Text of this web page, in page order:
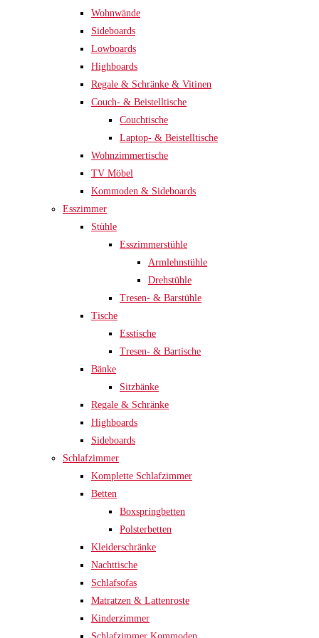
Wohnwände
Sideboards
Lowboards
Highboards
Regale & Schränke & Vitinen
Couch- & Beistelltische
Couchtische
Laptop- & Beistelltische
Wohnzimmertische
TV Möbel
Kommoden & Sideboards
Esszimmer
Stühle
Esszimmerstühle
Armlehnstühle
Drehstühle
Tresen- & Barstühle
Tische
Esstische
Tresen- & Bartische
Bänke
Sitzbänke
Regale & Schränke
Highboards
Sideboards
Schlafzimmer
Komplette Schlafzimmer
Betten
Boxspringbetten
Polsterbetten
Kleiderschränke
Nachttische
Schlafsofas
Matratzen & Lattenroste
Kinderzimmer